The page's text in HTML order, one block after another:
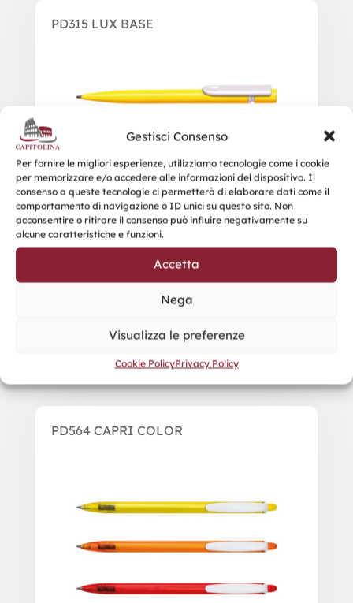
Gestisci Consenso
Per fornire le migliori esperienze, utilizziamo tecnologie come i cookie
per memorizzare e/o accedere alle informazioni del dispositivo. Il
consenso a queste tecnologie ci permetterà di elaborare dati come il
comportamento di navigazione o ID unici su questo sito. Non
acconsentire o ritirare il consenso può influire negativamente su
alcune caratteristiche e funzioni.
Accetta
Nega
Visualizza le preferenze
Cookie PolicyPrivacy Policy
PD315 LUX BASE
PD564 CAPRI COLOR